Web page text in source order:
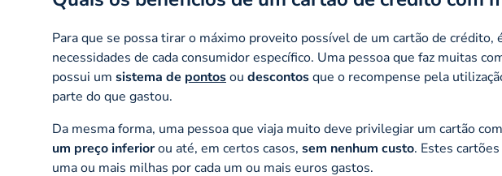
Para que se possa tirar o máximo proveito possível de um cartão de crédito,
necessidades de cada consumidor específico. Uma pessoa que faz muitas
possui um sistema de pontosou descontosque o recompense pela
parte do que gastou.
Da mesma forma, uma pessoa que viaja muito deve privilegiar um cartão
um preço inferiorou até, em certos casos, sem nenhum custo. Estes
uma ou mais milhas por cada um ou mais euros gastos.